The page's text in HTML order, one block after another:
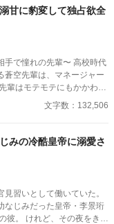
×性格に難あ
る健気ヒロイン。 王道と
過
い。 ✽他誌にも掲載中で
ている表紙に変更しまし
をChatGPTでAI生成して
甘に豹変して独占欲全
れの先輩〜 高校時代
蒼空先輩は、マネージャー
輩はモテモテにもかかわら
ラを出していた。 凛花は、
ることなく先輩は卒業し
ドハンティングされて上司
司で、後から入社の後輩⁇
まして』と挨拶してき
花は傷ついたが割り切って
と同じ会社で働きだして2
き出したのだ。 初恋相手
どうなる？
文字数：132,506
みの冷酷皇帝に溺愛さ
習いとして働いていた。
なじみだった皇帝・李景珩